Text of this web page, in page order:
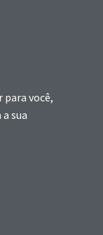
para você,
sua